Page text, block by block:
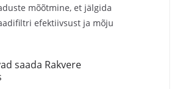
mõõtmine, et jälgida
efektiivsust ja mõju
saada Rakvere